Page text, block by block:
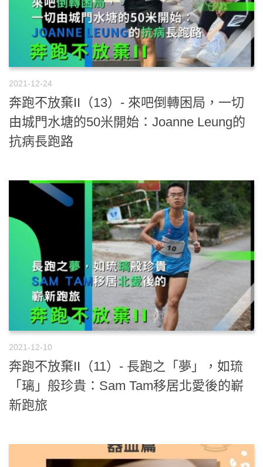
2021-12-24
奔跑不放棄II（13）- 來吧倒轉困局，一切
由城門水塘的50米開始：Joanne Leung的
抗病長跑路
2021-12-10
奔跑不放棄II（11）- 長跑之「夢」，如琉
「璃」般珍貴：Sam Tam移居北愛後的嶄
新跑旅